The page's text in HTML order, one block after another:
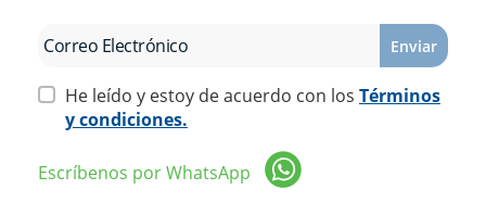
Enviar
He leído y estoy de acuerdo con los Términos
y condiciones.
Escríbenos por WhatsApp